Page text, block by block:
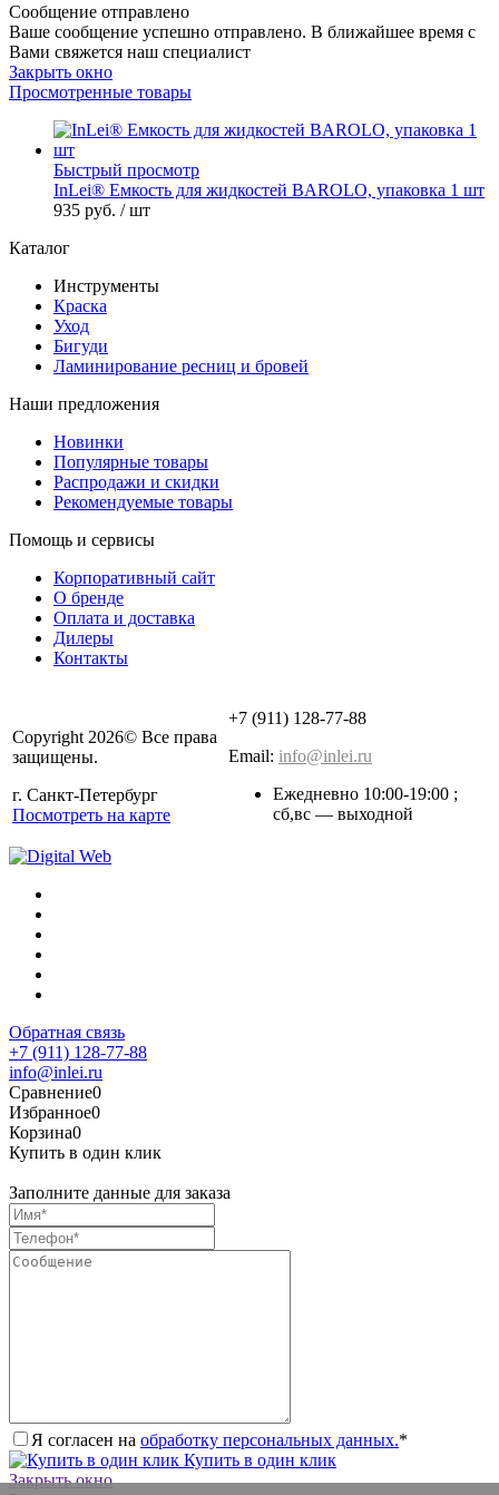
Сообщение отправлено
Ваше сообщение успешно отправлено. В ближайшее время с
Вами свяжется наш специалист
Закрыть окно
Просмотренные товары
Быстрый просмотр
InLei® Емкость для жидкостей BAROLO, упаковка 1 шт
935 руб. / шт
Каталог
Инструменты
Краска
Уход
Бигуди
Ламинирование ресниц и бровей
Наши предложения
Новинки
Популярные товары
Распродажи и скидки
Рекомендуемые товары
Помощь и сервисы
Корпоративный сайт
О бренде
Оплата и доставка
Дилеры
Контакты
Copyright 2026© Все права
защищены.
г. Санкт-Петербург
Посмотреть на карте
+7 (911) 128-77-88
Email: info@inlei.ru
Ежедневно 10:00-19:00 ;
cб,вс — выходной
Обратная связь
+7 (911) 128-77-88
info@inlei.ru
Сравнение0
Избранное0
Корзина0
Купить в один клик
Заполните данные для заказа
Я согласен на обработку персональных данных.*
Купить в один клик
Закрыть окно